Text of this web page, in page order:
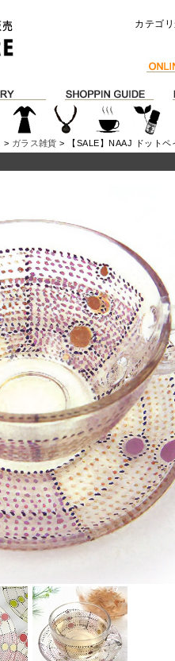
カテゴ
> ガラス雑貨 > 【SALE】NAAJ ドット